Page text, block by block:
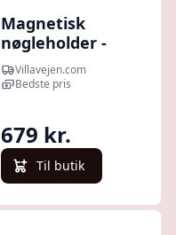
Magnetisk
nøgleholder -
Danmarks kort
Villavejen.com
Bedste pris
679 kr.
Til butik